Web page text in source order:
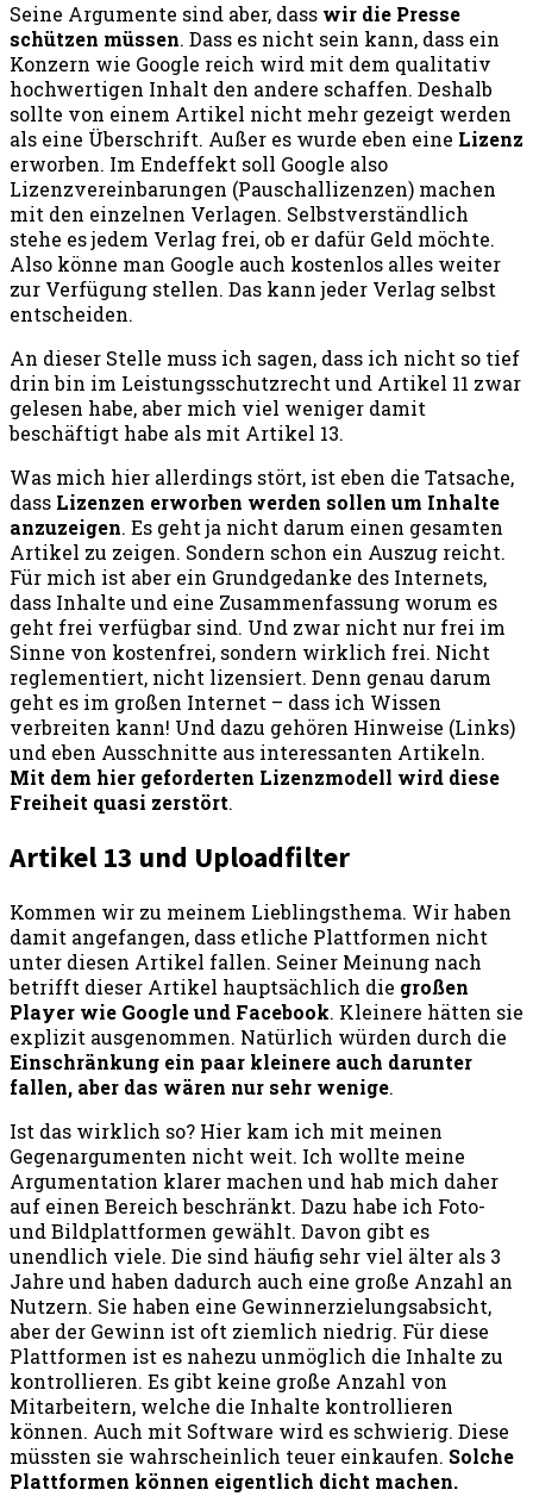
Seine Argumente sind aber, dass wir die Presse
schützen müssen. Dass es nicht sein kann, dass ein
Konzern wie Google reich wird mit dem qualitativ
hochwertigen Inhalt den andere schaffen. Deshalb
sollte von einem Artikel nicht mehr gezeigt werden
als eine Überschrift. Außer es wurde eben eine Lizenz
erworben. Im Endeffekt soll Google also
Lizenzvereinbarungen (Pauschallizenzen) machen
mit den einzelnen Verlagen. Selbstverständlich
stehe es jedem Verlag frei, ob er dafür Geld möchte.
Also könne man Google auch kostenlos alles weiter
zur Verfügung stellen. Das kann jeder Verlag selbst
entscheiden.
An dieser Stelle muss ich sagen, dass ich nicht so tief
drin bin im Leistungsschutzrecht und Artikel 11 zwar
gelesen habe, aber mich viel weniger damit
beschäftigt habe als mit Artikel 13.
Was mich hier allerdings stört, ist eben die Tatsache,
dass Lizenzen erworben werden sollen um Inhalte
anzuzeigen. Es geht ja nicht darum einen gesamten
Artikel zu zeigen. Sondern schon ein Auszug reicht.
Für mich ist aber ein Grundgedanke des Internets,
dass Inhalte und eine Zusammenfassung worum es
geht frei verfügbar sind. Und zwar nicht nur frei im
Sinne von kostenfrei, sondern wirklich frei. Nicht
reglementiert, nicht lizensiert. Denn genau darum
geht es im großen Internet – dass ich Wissen
verbreiten kann! Und dazu gehören Hinweise (Links)
und eben Ausschnitte aus interessanten Artikeln.
Mit dem hier geforderten Lizenzmodell wird diese
Freiheit quasi zerstört.
Artikel 13 und Uploadfilter
Kommen wir zu meinem Lieblingsthema. Wir haben
damit angefangen, dass etliche Plattformen nicht
unter diesen Artikel fallen. Seiner Meinung nach
betrifft dieser Artikel hauptsächlich die großen
Player wie Google und Facebook. Kleinere hätten sie
explizit ausgenommen. Natürlich würden durch die
Einschränkung ein paar kleinere auch darunter
fallen, aber das wären nur sehr wenige.
Ist das wirklich so? Hier kam ich mit meinen
Gegenargumenten nicht weit. Ich wollte meine
Argumentation klarer machen und hab mich daher
auf einen Bereich beschränkt. Dazu habe ich Foto-
und Bildplattformen gewählt. Davon gibt es
unendlich viele. Die sind häufig sehr viel älter als 3
Jahre und haben dadurch auch eine große Anzahl an
Nutzern. Sie haben eine Gewinnerzielungsabsicht,
aber der Gewinn ist oft ziemlich niedrig. Für diese
Plattformen ist es nahezu unmöglich die Inhalte zu
kontrollieren. Es gibt keine große Anzahl von
Mitarbeitern, welche die Inhalte kontrollieren
können. Auch mit Software wird es schwierig. Diese
müssten sie wahrscheinlich teuer einkaufen. Solche
Plattformen können eigentlich dicht machen.